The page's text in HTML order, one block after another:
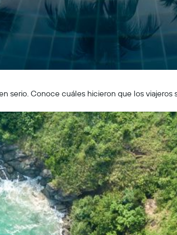
serio. Conoce cuáles hicieron que los